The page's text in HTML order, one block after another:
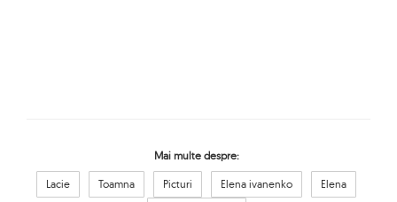
Mai multe despre:
Lacie Toamna Picturi Elena ivanenko
Elena